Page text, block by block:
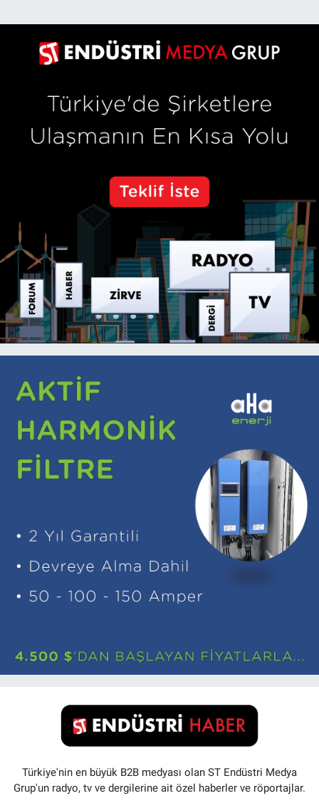
Türkiye'nin en büyük B2B medyası olan ST Endüstri Medya
Grup'un radyo, tv ve dergilerine ait özel haberler ve röportajlar.